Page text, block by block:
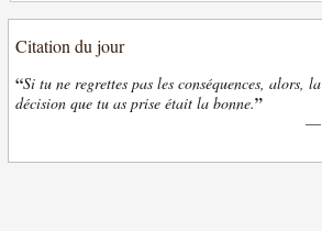
Citation du jour
“Si tu ne regrettes pas les conséquences, alors, la
décision que tu as prise était la bonne.”
—